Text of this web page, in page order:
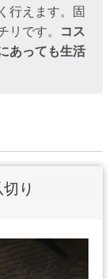
行えます。固
です。 コス
あっても生活
り